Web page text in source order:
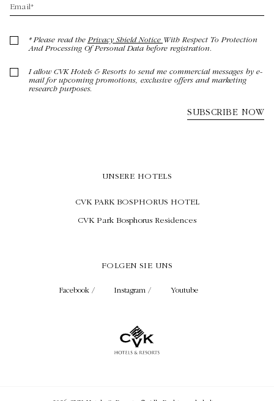
FOLGEN SIE UNS
Facebook / Instagram / Youtube
UNSERE HOTELS
CVK PARK BOSPHORUS HOTEL
CVK Park Bosphorus Residences